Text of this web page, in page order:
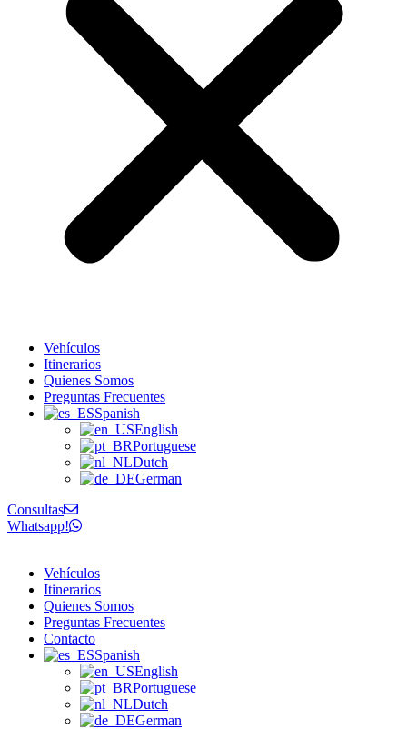
Vehículos
Itinerarios
Quienes Somos
Preguntas Frecuentes
Spanish
English
Portuguese
Dutch
German
Consultas
Whatsapp!
Vehículos
Itinerarios
Quienes Somos
Preguntas Frecuentes
Contacto
Spanish
English
Portuguese
Dutch
German